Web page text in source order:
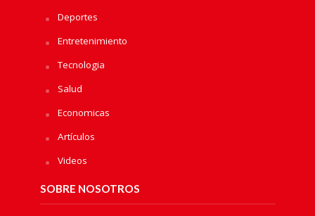
Deportes
Entretenimiento
Tecnologia
Salud
Economicas
Artículos
Videos
SOBRE NOSOTROS